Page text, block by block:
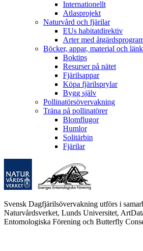
Internationellt
Atlasprojekt
Naturvård och fjärilar
EUs habitatdirektiv
Arter med
Böcker, appar, material och
Boktips
Resurser på nätet
Fjärilsappar
Köpa fjärilsprylar
Bygg själv
Pollinatörsövervakning
Träna på pollinatörer
Blomflugor
Humlor
Solitärbin
Fjärilar
Svensk Dagfjärilsövervakning utförs i
Naturvårdsverket, Lunds Universitet,
Entomologiska Förening och Butterfly